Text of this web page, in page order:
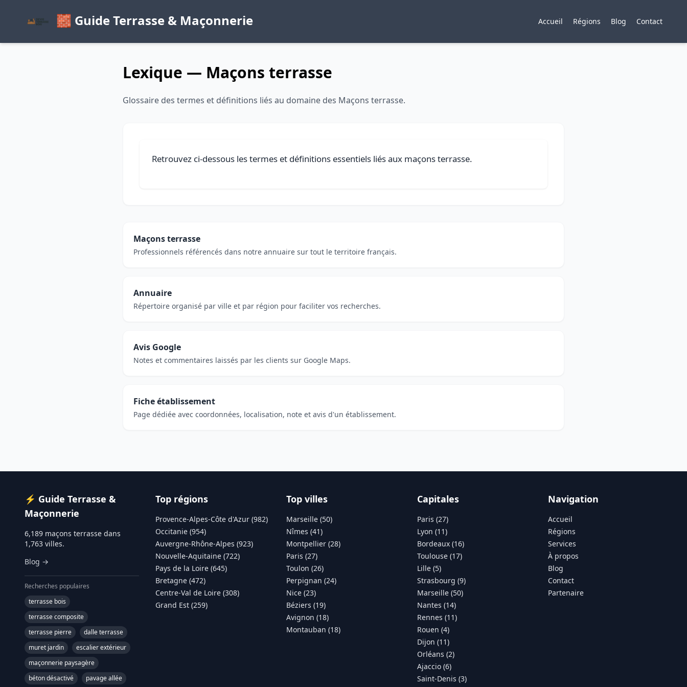
🧱 Guide Terrasse & Maçonnerie Accueil Régions Blog Contact
Lexique — Maçons terrasse
Glossaire des termes et définitions liés au domaine des Maçons terrasse.
Retrouvez ci-dessous les termes et définitions essentiels liés aux maçons terrasse.
Maçons terrasse
Professionnels référencés dans notre annuaire sur tout le territoire français.
Annuaire
Répertoire organisé par ville et par région pour faciliter vos recherches.
Avis Google
Notes et commentaires laissés par les clients sur Google Maps.
Fiche établissement
Page dédiée avec coordonnées, localisation, note et avis d'un établissement.
⚡ Guide Terrasse &
Maçonnerie
6,189 maçons terrasse dans
1,763 villes.
Blog →
Recherches populaires
terrasse bois
terrasse composite
terrasse pierre
dalle terrasse
muret jardin
escalier extérieur
maçonnerie paysagère
béton désactivé
pavage allée
Top régions
Provence-Alpes-Côte d'Azur (982)
Occitanie (954)
Auvergne-Rhône-Alpes (923)
Nouvelle-Aquitaine (722)
Pays de la Loire (645)
Bretagne (472)
Centre-Val de Loire (308)
Grand Est (259)
Top villes
Marseille (50)
Nîmes (41)
Montpellier (28)
Paris (27)
Toulon (26)
Perpignan (24)
Nice (23)
Béziers (19)
Avignon (18)
Montauban (18)
Capitales
Paris (27)
Lyon (11)
Bordeaux (16)
Toulouse (17)
Lille (5)
Strasbourg (9)
Marseille (50)
Nantes (14)
Rennes (11)
Rouen (4)
Dijon (11)
Orléans (2)
Ajaccio (6)
Saint-Denis (3)
Navigation
Accueil
Régions
Services
À propos
Blog
Contact
Partenaire